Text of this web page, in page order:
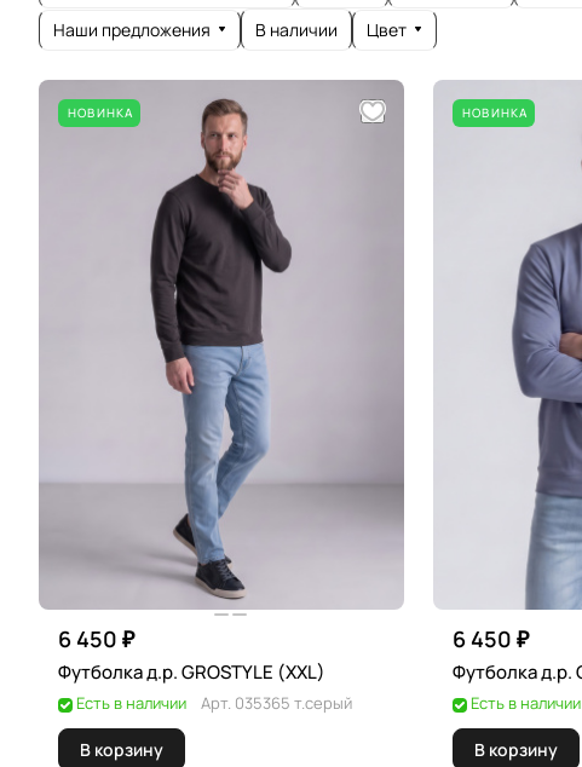
Наши предложения
В наличии Цвет
НОВИНКА
6 450 ₽
Футболка д.р. GROSTYLE (XXL)
Есть в наличии Арт. 035365 т.серый
В корзину
НОВИНКА
6 450 ₽
Есть в наличии
В корзину